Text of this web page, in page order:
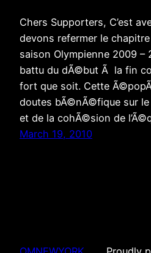
Chers Supporters, C’est
devons refermer le
saison Olympienne 2009 –
battu du dÃ©but Ã la fin
fort que soit. Cette
doutes bÃ©nÃ©fique sur le
et de la cohÃ©sion de
March 19, 2010